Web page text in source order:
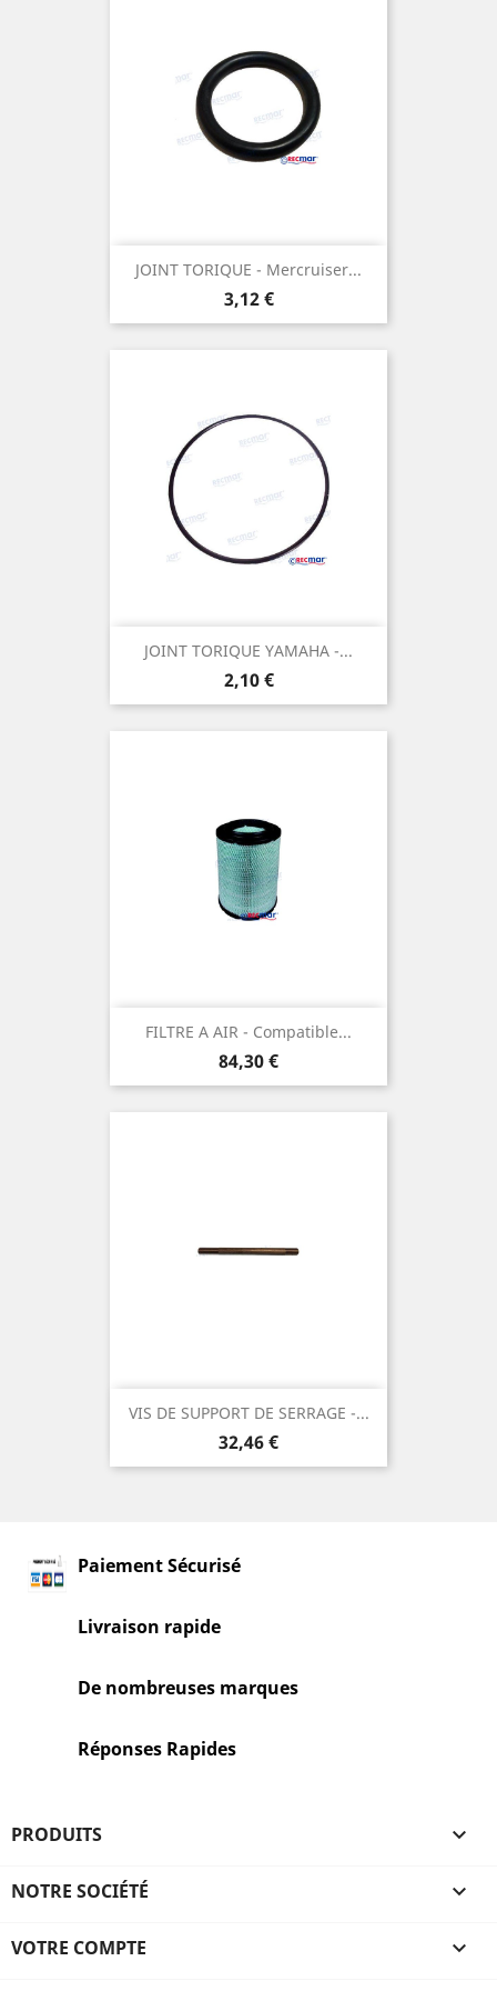
JOINT TORIQUE - Mercruiser...
Prix
3,12 €
JOINT TORIQUE YAMAHA -...
Prix
2,10 €
FILTRE A AIR - Compatible...
Prix
84,30 €
VIS DE SUPPORT DE SERRAGE -...
Prix
32,46 €
Paiement Sécurisé
Livraison rapide
De nombreuses marques
Réponses Rapides
PRODUITS 
NOTRE SOCIÉTÉ 
VOTRE COMPTE 